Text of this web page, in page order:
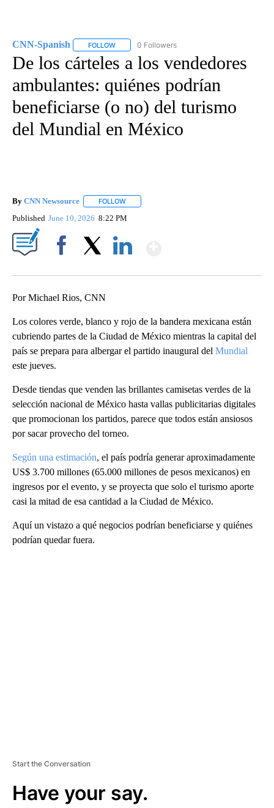
CNN-Spanish FOLLOW FOLLOW "CNN-SPANISH" TO RECEIVE
0 Followers
De los cárteles a los vendedores
ambulantes: quiénes podrían
beneficiarse (o no) del turismo
del Mundial en México
By CNN Newsource FOLLOW
Published June 10, 2026 8:22 PM
Por Michael Rios, CNN
Los colores verde, blanco y rojo de la bandera mexicana están
cubriendo partes de la Ciudad de México mientras la capital del
país se prepara para albergar el partido inaugural del Mundial
este jueves.
Desde tiendas que venden las brillantes camisetas verdes de la
selección nacional de México hasta vallas publicitarias digitales
que promocionan los partidos, parece que todos están ansiosos
por sacar provecho del torneo.
Según una estimación, el país podría generar aproximadamente
US$ 3.700 millones (65.000 millones de pesos mexicanos) en
ingresos por el evento, y se proyecta que solo el turismo aporte
casi la mitad de esa cantidad a la Ciudad de México.
Aquí un vistazo a qué negocios podrían beneficiarse y quiénes
podrían quedar fuera.
Start the Conversation
Have your say.